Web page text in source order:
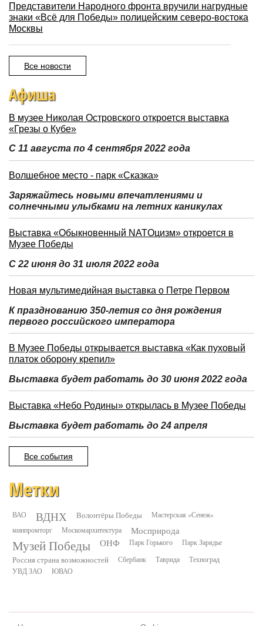
Представители Народного фронта вручили нагрудные
знаки «Всё для Победы» полицейским северо-востока
Москвы
Все новости
Афиша
В музее Николая Островского откроется выставка
«Грезы о Кубе»
С 11 августа по 4 сентября 2022 года
Волшебное место - парк «Сказка»
Заряжайтесь новыми впечатлениями и
солнечными улыбками на летних каникулах
Выставка «Обыкновенный NATOцизм» откроется в
Музее Победы
С 22 июня до 31 июля 2022 года
Новая мультимедийная выставка о Петре Первом
К празднованию 350-летия со дня рождения
первого российского императора
В Музее Победы открывается выставка «Как пуховый
платок оборону крепил»
Выставка будет работать до 30 июня 2022 года
Выставка «Небо Родины» открылась в Музее Победы
Выставка будет работать до 24 апреля
Все события
Метки
ВАО ВДНХ Волонтёры Победы
Мастерская «Сенеж»
минпромторг
Москомархитектура Мосприрода
Музей Победы ОНФ Парк Горького Парк Зарядье
Россия страна возможностей Сбербанк Таврида
Техноград
УВД ЗАО
ЮВАО